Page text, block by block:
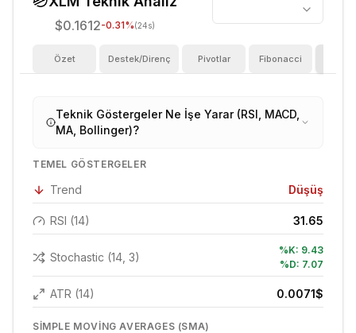
$0.1612-0.31%(24s)
Özet Destek/Direnç Pivotlar Fibonacci
Teknik Göstergeler Ne İşe Yarar (RSI, MACD,
MA, Bollinger)?
TEMEL GÖSTERGELER
Trend Düşüş
RSI (14) 31.65
Stochastic (14, 3)
%K: 9.43
%D: 7.07
ATR (14) 0.0071$
SIMPLE MOVING AVERAGES (SMA)